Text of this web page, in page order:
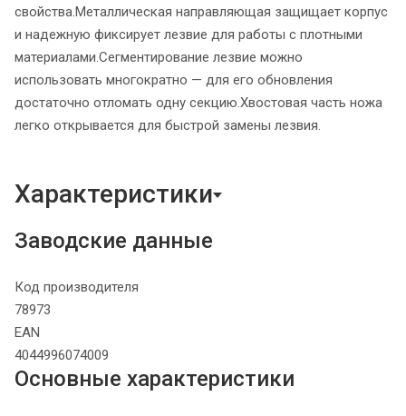
свойства.Металлическая направляющая защищает корпус
и надежную фиксирует лезвие для работы с плотными
материалами.Сегментирование лезвие можно
использовать многократно — для его обновления
достаточно отломать одну секцию.Хвостовая часть ножа
легко открывается для быстрой замены лезвия.
Характеристики
Заводские данные
Код производителя
78973
EAN
4044996074009
Основные характеристики